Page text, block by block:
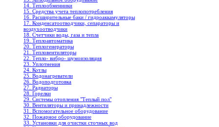
14. Теплообменники
15. Средства учета теплопотребления
16. Расширительные баки / гидроаккамуляторы
17. Конденсатоотводчики, сепараторы и
воздухоотводчики
18. Счетчики воды, газа и тепла
19. Теплоавтоматика
20. Теплогенераторы
21. Тепловентиляторы
22. Тепло- вибро- шумоизоляция
23. Уплотнения
24. Котлы
25. Водонагреватели
26. Водоподготовка
27. Радиаторы
28. Горелки
29. Системы отопления "Теплый пол"
30. Вентиляторы и принадлежности
31. Вспомогательное оборудование
32. Пожарное оборудование
33. Установки для очистки сточных вод